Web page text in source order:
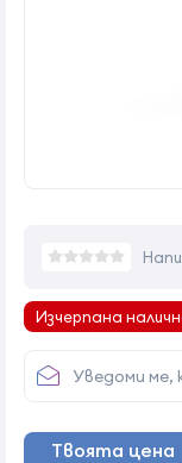
Изчерпана
Уведоми ме,
Твоята цена